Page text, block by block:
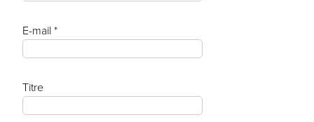
E-mail *
Titre